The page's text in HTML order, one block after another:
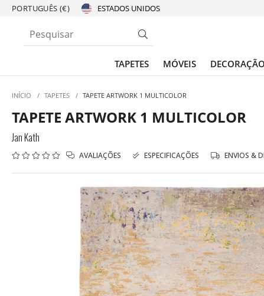
PORTUGUÊS (€)
TAPETES MÓVEIS DECORAÇÃO
INÍCIO / TAPETES / TAPETE ARTWORK 1 MULTICOLOR
TAPETE ARTWORK 1 MULTICOLOR
Jan Kath
AVALIAÇÕES ESPECIFICAÇÕES ENVIOS &